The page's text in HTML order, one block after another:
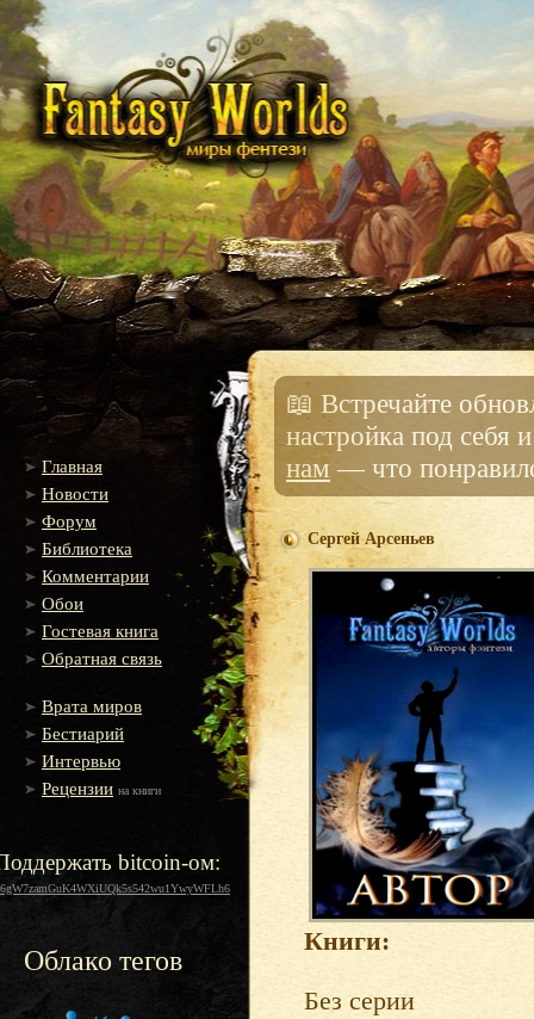
Главная
Новости
Форум
Библиотека
Комментарии
Обои
Гостевая книга
Обратная связь
Врата миров
Бестиарий
Интервью
Рецензии на книги
bitcoin-ом:
Облако тегов
📖 Встречайте
настройка под себя
нам — что
Сергей Арсеньев
Книги:
Без серии